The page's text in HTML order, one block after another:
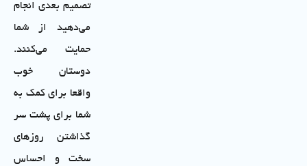
تصمیم بعدی انجام
می‌دهید از شما
حمایت می‌کنند.
دوستان خوب
واقعا برای کمک به
شما برای پشت سر
گذاشتن روزهای
سخت و احساس